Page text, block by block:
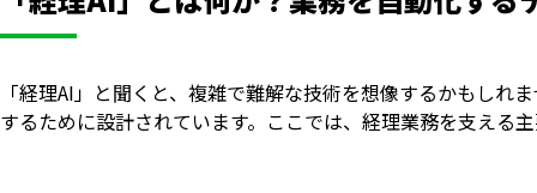
「経理AI」と聞くと、複雑で難解な技術を想像するかもし
するために設計されています。ここでは、経理業務を支える